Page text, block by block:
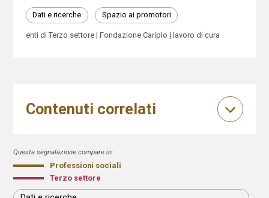
Dati e ricerche Spazio ai promotori
enti di Terzo settore Fondazione Cariplo lavoro di cura
Contenuti correlati
Questa segnalazione compare in:
Professioni sociali
Terzo settore